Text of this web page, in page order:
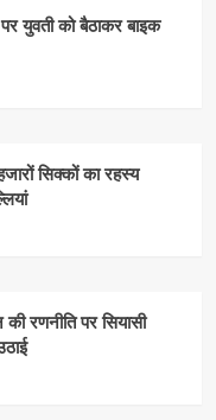
युवती को बैठाकर बाइक
सिक्कों का रहस्य
रणनीति पर सियासी